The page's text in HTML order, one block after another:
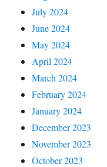
July 2024
June 2024
May 2024
April 2024
March 2024
February 2024
January 2024
December 2023
November 2023
October 2023